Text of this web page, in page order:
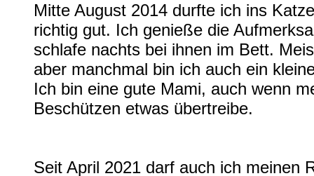
Mitte August 2014 durfte ich ins
richtig gut. Ich genieße die
schlafe nachts bei ihnen im Bett.
aber manchmal bin ich auch ein
Ich bin eine gute Mami, auch wenn
Beschützen etwas übertreibe.
Seit April 2021 darf auch ich meinen